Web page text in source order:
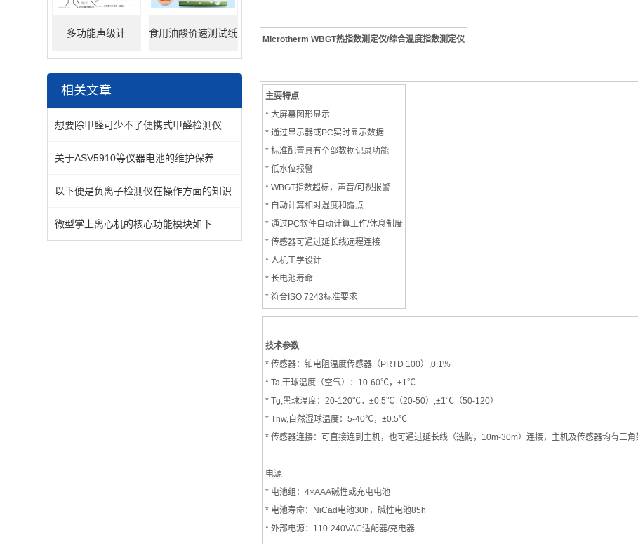
多功能声级计 食用油酸价速测试纸
相关文章
想要除甲醛可少不了便携式甲醛检测仪
关于ASV5910等仪器电池的维护保养
以下便是负离子检测仪在操作方面的知识
微型掌上离心机的核心功能模块如下
Microtherm WBGT热指数测定仪/综合温度指数测定仪
主要特点
* 大屏幕图形显示
* 通过显示器或PC实时显示数据
* 标准配置具有全部数据记录功能
* 低水位报警
* WBGT指数超标，声音/可视报警
* 自动计算相对湿度和露点
* 通过PC软件自动计算工作/休息制度
* 传感器可通过延长线远程连接
* 人机工学设计
* 长电池寿命
* 符合ISO 7243标准要求
技术参数
* 传感器：铂电阻温度传感器（PRTD 100）,0.1%
* Ta,干球温度（空气）：10-60℃，±1℃
* Tg,黑球温度：20-120℃，±0.5℃（20-50）,±1℃（50-120）
* Tnw,自然湿球温度：5-40℃，±0.5℃
* 传感器连接：可直接连到主机，也可通过延长线（选购，10m-30m）连接，主机及传感器均有三角
电源
* 电池组：4×AAA碱性或充电电池
* 电池寿命：NiCad电池30h，碱性电池85h
* 外部电源：110-240VAC适配器/充电器